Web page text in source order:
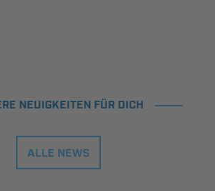
NEUIGKEITEN FÜR DICH
ALLE NEWS